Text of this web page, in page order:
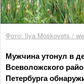
Фото: Ilya Moskovets /
Мужчина утонул в
Всеволожского
Петербурга